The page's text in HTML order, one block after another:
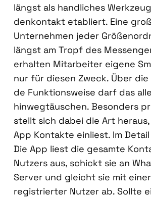
längst als hand­li­ches
den­kon­takt eta­bliert. Eine
Unter­neh­men jeder
längst am Tropf des
erhal­ten Mit­ar­bei­ter eige­ne
nur für die­sen Zweck. Über
de Funk­ti­ons­wei­se darf das
hin­weg­täu­schen. Beson­ders
stellt sich dabei die Art
App Kon­tak­te ein­liest. Im
Die App liest die gesam­te
Nut­zers aus, schickt sie an
Ser­ver und gleicht sie mit
regis­trier­ter Nut­zer ab. Soll­te